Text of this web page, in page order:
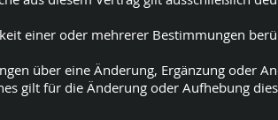
einer oder mehrerer Bestimmungen
über eine Änderung, Ergänzung oder
gilt für die Änderung oder Aufhebung